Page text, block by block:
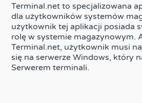
Terminal.net to specjalizowana
dla użytkowników systemów
użytkownik tej aplikacji posiada
rolę w systemie magazynowym.
Terminal.net, użytkownik musi
się na serwerze Windows, który
Serwerem terminali.